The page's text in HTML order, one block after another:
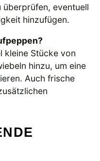
überprüfen, eventuell
hinzufügen.
kleine Stücke von
hinzu, um eine
Auch frische
G